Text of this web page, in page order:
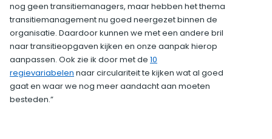
nog geen transitiemanagers, maar hebben het thema
transitiemanagement nu goed neergezet binnen de
organisatie. Daardoor kunnen we met een andere bril
naar transitieopgaven kijken en onze aanpak hierop
aanpassen. Ook zie ik door met de 10
regievariabelen naar circulariteit te kijken wat al goed
gaat en waar we nog meer aandacht aan moeten
besteden.”